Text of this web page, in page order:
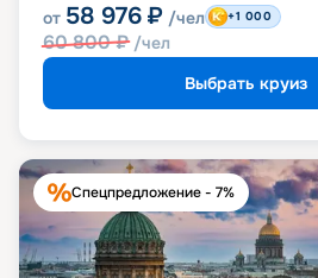
от 58 976 ₽ /чел
60 800₽ /чел
+1 000
Выбрать круиз
Спецпредложение - 7%